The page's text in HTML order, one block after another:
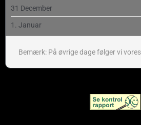
31 December
1. Januar
Bemærk: På øvrige dage følger vi